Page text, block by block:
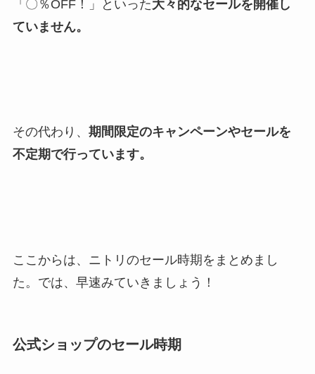
「〇％OFF！」といった大々的なセールを開催し
ていません。
その代わり、 期間限定のキャンペーンやセールを
不定期で行っています。
ここからは、ニトリのセール時期をまとめまし
た。では、早速みていきましょう！
公式ショップのセール時期